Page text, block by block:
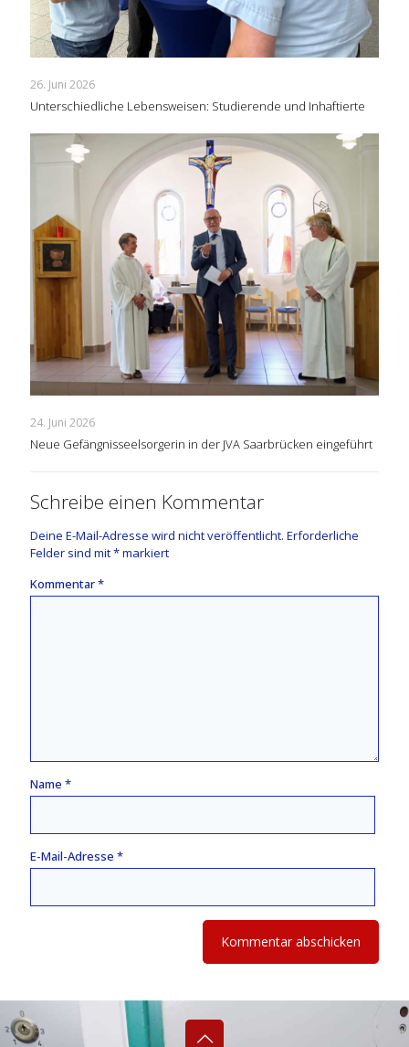
26. Juni 2026
Unterschiedliche Lebensweisen: Studierende und Inhaftierte
24. Juni 2026
Neue Gefängnisseelsorgerin in der JVA Saarbrücken eingeführt
Schreibe einen Kommentar
Deine E-Mail-Adresse wird nicht veröffentlicht. Erforderliche
Felder sind mit*markiert
Kommentar*
Name *
E-Mail-Adresse *